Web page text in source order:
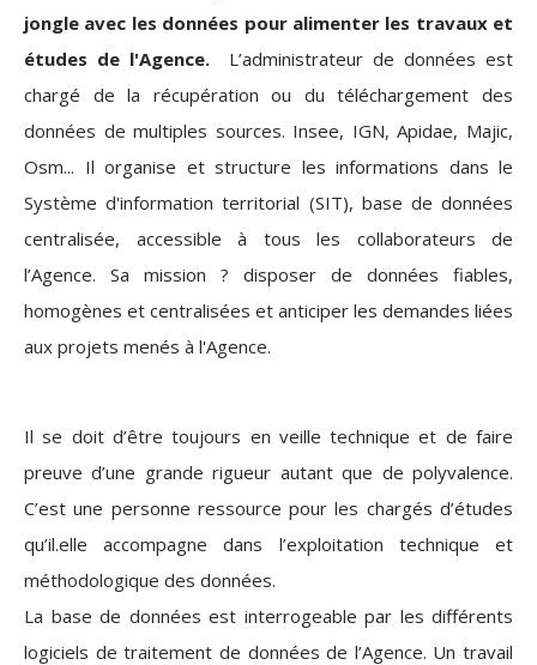
jongle avec les données pour alimenter les travaux et
études de l'Agence. L’administrateur de données est
chargé de la récupération ou du téléchargement des
données de multiples sources. Insee, IGN, Apidae, Majic,
Osm... Il organise et structure les informations dans le
Système d'information territorial (SIT), base de données
centralisée, accessible à tous les collaborateurs de
l’Agence. Sa mission ? disposer de données fiables,
homogènes et centralisées et anticiper les demandes liées
aux projets menés à l'Agence.
Il se doit d’être toujours en veille technique et de faire
preuve d’une grande rigueur autant que de polyvalence.
C’est une personne ressource pour les chargés d’études
qu’il.elle accompagne dans l’exploitation technique et
méthodologique des données.
La base de données est interrogeable par les différents
logiciels de traitement de données de l’Agence. Un travail